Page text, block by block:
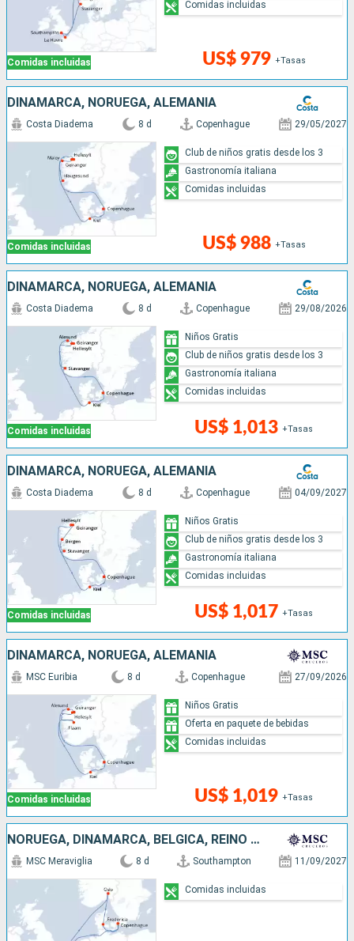
Comidas incluidas US$ 979 +Tasas
Comidas incluidas
DINAMARCA, NORUEGA, ALEMANIA
Comidas incluidas
Costa Diadema 8 d Copenhague 29/05/2027
US$ 988 +Tasas
Club de niños gratis desde los 3
Gastronomía italiana
Comidas incluidas
DINAMARCA, NORUEGA, ALEMANIA
Comidas incluidas
Costa Diadema 8 d Copenhague 29/08/2026
US$ 1,013 +Tasas
Niños Gratis
Club de niños gratis desde los 3
Gastronomía italiana
Comidas incluidas
DINAMARCA, NORUEGA, ALEMANIA
Comidas incluidas
Costa Diadema 8 d Copenhague 04/09/2027
US$ 1,017 +Tasas
Niños Gratis
Club de niños gratis desde los 3
Gastronomía italiana
Comidas incluidas
DINAMARCA, NORUEGA, ALEMANIA
Comidas incluidas
MSC Euribia 8 d Copenhague 27/09/2026
US$ 1,019 +Tasas
Niños Gratis
Oferta en paquete de bebidas
Comidas incluidas
NORUEGA, DINAMARCA, BÉLGICA, REINO UNIDO
MSC Meraviglia 8 d Southampton 11/09/2027
Comidas incluidas